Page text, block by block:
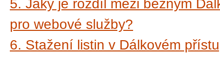
5. Jaký je rozdíl mezi běžným
pro webové služby?
6. Stažení listin v Dálkovém